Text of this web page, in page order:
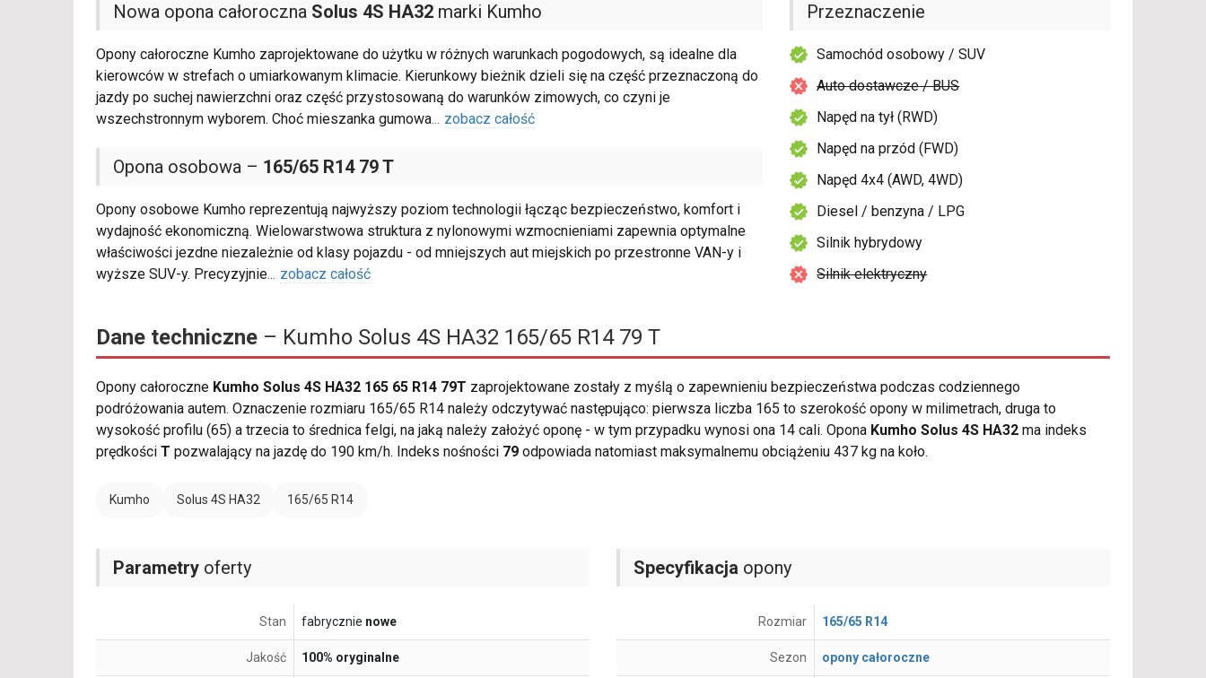
Nowa opona całoroczna Solus 4S HA32 marki Kumho
Opony całoroczne Kumho zaprojektowane do użytku w różnych warunkach pogodowych, są idealne dla
kierowców w strefach o umiarkowanym klimacie. Kierunkowy bieżnik dzieli się na część przeznaczoną do
jazdy po suchej nawierzchni oraz część przystosowaną do warunków zimowych, co czyni je
wszechstronnym wyborem. Choć mieszanka gumowa... zobacz całość
Opona osobowa – 165/65 R14 79 T
Opony osobowe Kumho reprezentują najwyższy poziom technologii łącząc bezpieczeństwo, komfort i
wydajność ekonomiczną. Wielowarstwowa struktura z nylonowymi wzmocnieniami zapewnia optymalne
właściwości jezdne niezależnie od klasy pojazdu - od mniejszych aut miejskich po przestronne VAN-y i
wyższe SUV-y. Precyzyjnie... zobacz całość
Przeznaczenie
Samochód osobowy / SUV
Auto dostawcze / BUS
Napęd na tył (RWD)
Napęd na przód (FWD)
Napęd 4x4 (AWD, 4WD)
Diesel / benzyna / LPG
Silnik hybrydowy
Silnik elektryczny
Dane techniczne – Kumho Solus 4S HA32 165/65 R14 79 T
Opony całoroczne Kumho Solus 4S HA32 165 65 R14 79T zaprojektowane zostały z myślą o zapewnieniu bezpieczeństwa podczas codziennego
podróżowania autem. Oznaczenie rozmiaru 165/65 R14 należy odczytywać następująco: pierwsza liczba 165 to szerokość opony w milimetrach, druga to
wysokość profilu (65) a trzecia to średnica felgi, na jaką należy założyć oponę - w tym przypadku wynosi ona 14 cali. Opona Kumho Solus 4S HA32 ma indeks
prędkości T pozwalający na jazdę do 190 km/h. Indeks nośności 79 odpowiada natomiast maksymalnemu obciążeniu 437 kg na koło.
Kumho Solus 4S HA32 165/65 R14
Parametry oferty
Stan fabrycznie nowe
Jakość 100% oryginalne
Specyfikacja opony
Rozmiar 165/65 R14
Sezon opony całoroczne